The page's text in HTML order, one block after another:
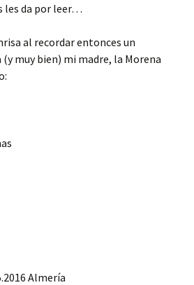
les da por leer…
al recordar entonces un
muy bien) mi madre, la Morena
Almería